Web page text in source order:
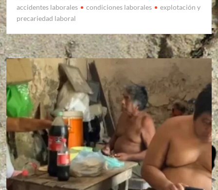
accidentes laborales condiciones laborales
explotación y
precariedad laboral